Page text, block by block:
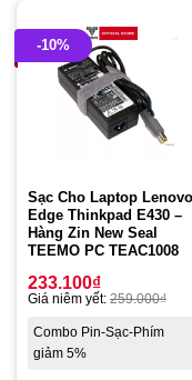
-10%
Sạc Cho Laptop Lenovo
Edge Thinkpad E430 –
Hàng Zin New Seal
TEEMO PC TEAC1008
233.100₫
Giá niêm yết: 259.000₫
Combo Pin-Sạc-Phím
giảm 5%